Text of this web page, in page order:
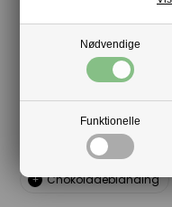
Nødvendige
Funktionelle
videregive til jeres
Mere af samme
Chokoladeblanding